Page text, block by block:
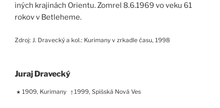
iných krajinách Orientu. Zomrel 8.6.1969 vo veku 61
rokov v Betleheme.
Zdroj: J. Dravecký a kol.: Kurimany v zrkadle času, 1998
Juraj Dravecký
★ 1909, Kurimany †1999, Spišská Nová Ves